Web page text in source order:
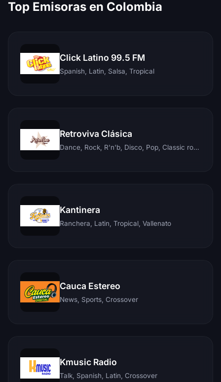
Top Emisoras en Colombia
Click Latino 99.5 FM
Spanish, Latin, Salsa, Tropical
Retroviva Clásica
Dance, Rock, R'n'b, Disco, Pop, Classic rock, Techno, Reggae
Kantinera
Ranchera, Latin, Tropical, Vallenato
Cauca Estereo
News, Sports, Crossover
Kmusic Radio
Talk, Spanish, Latin, Crossover